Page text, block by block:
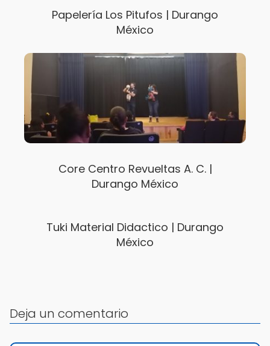
Papelería Los Pitufos | Durango
México
Core Centro Revueltas A. C. |
Durango México
Tuki Material Didactico | Durango
México
Deja un comentario